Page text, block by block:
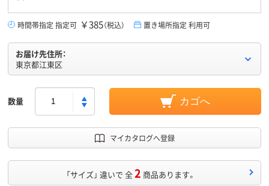
時間帯指定 指定可 ￥385（税込） 置き場所指定 利用可
お届け先住所：
東京都江東区
数量 カゴへ
マイカタログへ登録
「サイズ」 違いで 全2 商品あります。